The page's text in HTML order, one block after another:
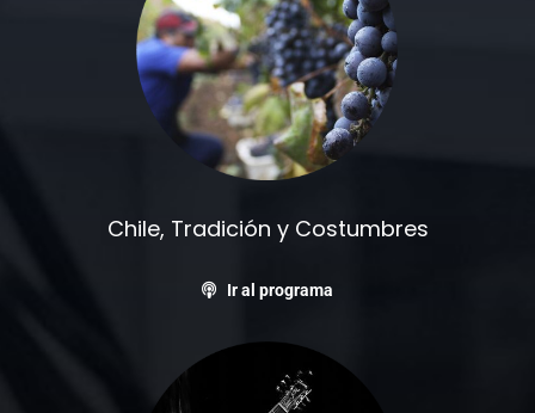
Chile, Tradición y Costumbres
Ir al programa